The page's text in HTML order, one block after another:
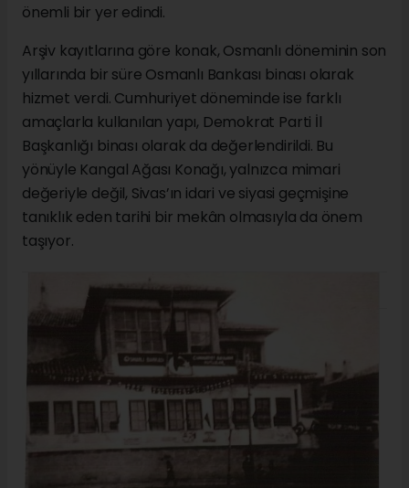
önemli bir yer edindi.
Arşiv kayıtlarına göre konak, Osmanlı döneminin son
yıllarında bir süre Osmanlı Bankası binası olarak
hizmet verdi. Cumhuriyet döneminde ise farklı
amaçlarla kullanılan yapı, Demokrat Parti İl
Başkanlığı binası olarak da değerlendirildi. Bu
yönüyle Kangal Ağası Konağı, yalnızca mimari
değeriyle değil, Sivas’ın idari ve siyasi geçmişine
tanıklık eden tarihi bir mekân olmasıyla da önem
taşıyor.